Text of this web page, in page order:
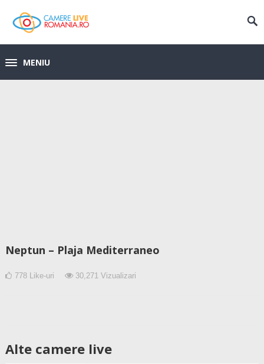
MENIU
Neptun – Plaja Mediterraneo
778 Like-uri 30,271Vizualizari
Alte camere live